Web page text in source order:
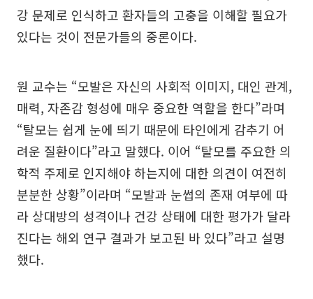
강 문제로 인식하고 환자들의 고충을 이해할 필요가
있다는 것이 전문가들의 중론이다.
원 교수는 “모발은 자신의 사회적 이미지, 대인 관계,
매력, 자존감 형성에 매우 중요한 역할을 한다”라며
“탈모는 쉽게 눈에 띄기 때문에 타인에게 감추기 어
려운 질환이다”라고 말했다. 이어 “탈모를 주요한 의
학적 주제로 인지해야 하는지에 대한 의견이 여전히
분분한 상황”이라며 “모발과 눈썹의 존재 여부에 따
라 상대방의 성격이나 건강 상태에 대한 평가가 달라
진다는 해외 연구 결과가 보고된 바 있다”라고 설명
했다.